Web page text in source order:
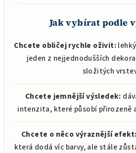
Jak vybírat podle
Chcete obličej rychle oživit:
jeden z nejjednodušších
složitých
Chcete jemnější výsledek:
intenzita, které působí přirozeně
Chcete o něco výraznější efekt:
která dodá víc barvy, ale stále